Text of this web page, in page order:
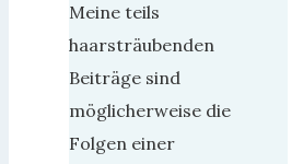
Meine teils
haarsträubenden
Beiträge sind
möglicherweise die
Folgen einer